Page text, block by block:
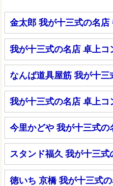
金太郎 我が十三式の名店
我が十三式の名店 卓上コ
なんば道具屋筋 我が十三
我が十三式の名店 卓上コ
今里かどや 我が十三式の
スタンド福久 我が十三式
徳いち 京橋 我が十三式